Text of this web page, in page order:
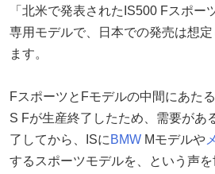
「北米で発表されたIS500 Fスポー
専用モデルで、日本での発売は想
ます。
FスポーツとFモデルの中間にあた
S Fが生産終了したため、需要があ
了してから、ISに BMW Mモデルや
するスポーツモデルを、という声